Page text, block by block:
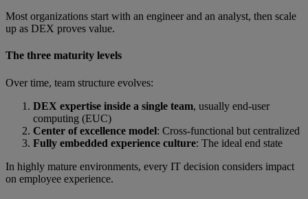
Most organizations start with an engineer and an analyst, then scale
up as DEX proves value.
The three maturity levels
Over time, team structure evolves:
DEX expertise inside a single team, usually end-user
computing (EUC)
Center of excellence model: Cross-functional but centralized
Fully embedded experience culture: The ideal end state
In highly mature environments, every IT decision considers impact
on employee experience.